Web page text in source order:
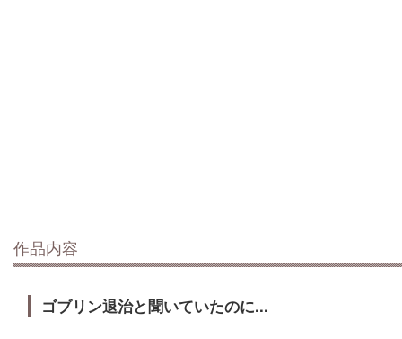
作品内容
ゴブリン退治と聞いていたのに...